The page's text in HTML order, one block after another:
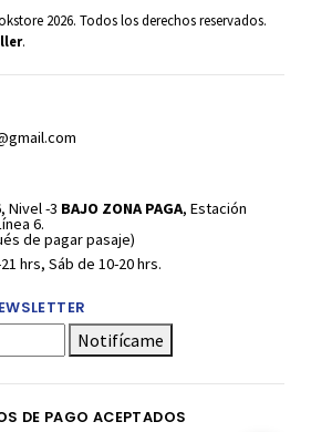
2026. Todos los derechos reservados.
.
Nivel -3 BAJO ZONA PAGA, Estación
6.
de pagar pasaje)
hrs, Sáb de 10-20 hrs.
Notifícame
DE PAGO ACEPTADOS